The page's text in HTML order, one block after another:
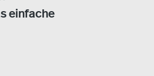
einfache